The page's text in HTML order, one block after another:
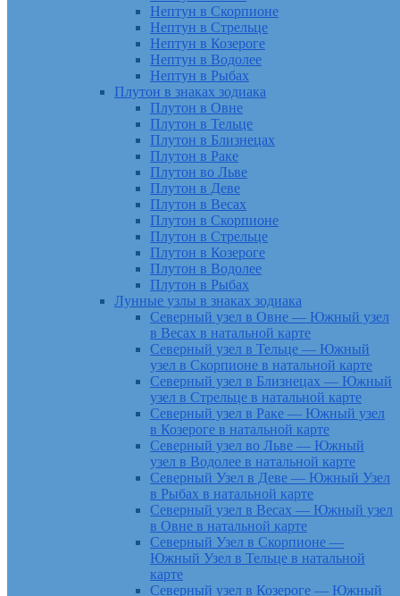
Нептун в Скорпионе
Нептун в Стрельце
Нептун в Козероге
Нептун в Водолее
Нептун в Рыбах
Плутон в знаках зодиака
Плутон в Овне
Плутон в Тельце
Плутон в Близнецах
Плутон в Раке
Плутон во Льве
Плутон в Деве
Плутон в Весах
Плутон в Скорпионе
Плутон в Стрельце
Плутон в Козероге
Плутон в Водолее
Плутон в Рыбах
Лунные узлы в знаках зодиака
Северный узел в Овне — Южный узел
в Весах в натальной карте
Северный узел в Тельце — Южный
узел в Скорпионе в натальной карте
Северный узел в Близнецах — Южный
узел в Стрельце в натальной карте
Северный узел в Раке — Южный узел
в Козероге в натальной карте
Северный узел во Льве — Южный
узел в Водолее в натальной карте
Северный Узел в Деве — Южный Узел
в Рыбах в натальной карте
Северный узел в Весах — Южный узел
в Овне в натальной карте
Северный Узел в Скорпионе —
Южный Узел в Тельце в натальной
карте
Северный узел в Козероге — Южный